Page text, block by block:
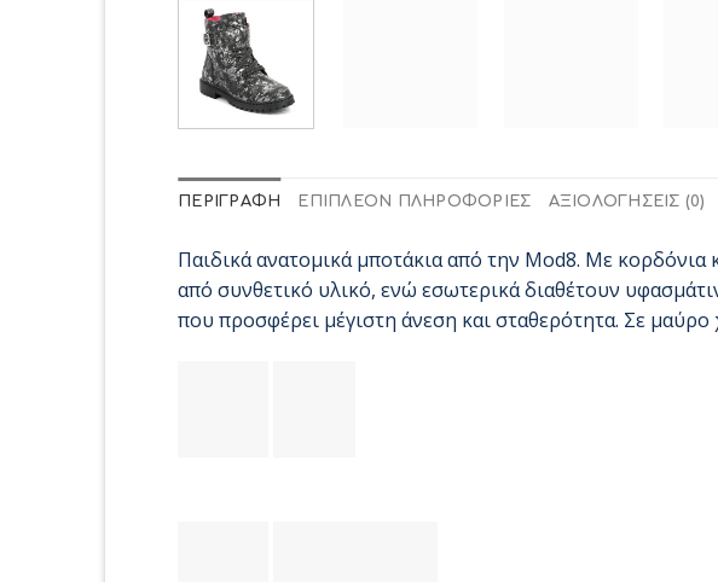
ΠΕΡΙΓΡΑΦΉ ΕΠΙΠΛΈΟΝ ΠΛΗΡΟΦΟΡΊΕΣ ΑΞΙΟΛΟΓΉΣΕΙΣ (0)
Παιδικά ανατομικά μποτάκια από την Mod8. Με κορδόνια
από συνθετικό υλικό, ενώ εσωτερικά διαθέτουν
που προσφέρει μέγιστη άνεση και σταθερότητα. Σε